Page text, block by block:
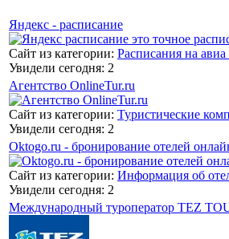
Яндекс - расписание
Сайт из категории: Расписания на
Увидели сегодня: 2
Агентство OnlineTur.ru
Сайт из категории: Туристические
Увидели сегодня: 2
Oktogo.ru - бронирование отелей
Сайт из категории: Информация об
Увидели сегодня: 2
Международный туроператор TEZ